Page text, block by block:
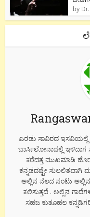
by
ಎರಡು ಸಾವಿರದ ಇಸವಿಯಲ್ಲಿ
ಬಾರ್ಸಿಲೋನಾದಲ್ಲಿ ಇಳಿದಾಗ
ಕರೆದತ್ತ ಮುಖಮಾಡಿ
ಕನ್ನಡದಷ್ಟೇ ಸುಲಲಿತವಾಗಿ
ಅಲ್ಲಿನ ನೆಲದ ನಂಟು
ಕಲಿಸುತ್ತದೆ . ಅಲ್ಲಿನ
ಸಹಜ ಕುತೂಹಲ